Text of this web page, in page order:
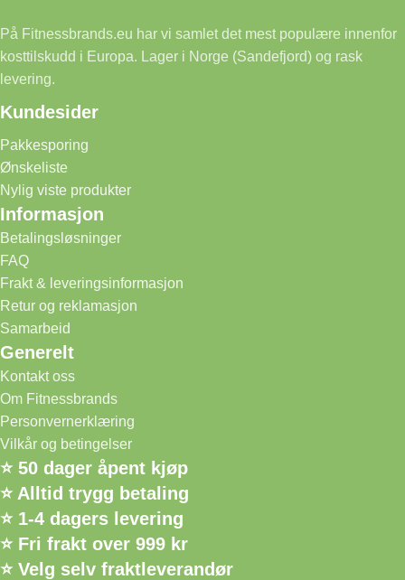
På Fitnessbrands.eu har vi samlet det mest populære innenfor
kosttilskudd i Europa. Lager i Norge (Sandefjord) og rask
levering.
Kundesider
Pakkesporing
Ønskeliste
Nylig viste produkter
Informasjon
Betalingsløsninger
FAQ
Frakt & leveringsinformasjon
Retur og reklamasjon
Samarbeid
Generelt
Kontakt oss
Om Fitnessbrands
Personvernerklæring
Vilkår og betingelser
⭐ 50 dager åpent kjøp
⭐ Alltid trygg betaling
⭐ 1-4 dagers levering
⭐ Fri frakt over 999 kr
⭐ Velg selv fraktleverandør